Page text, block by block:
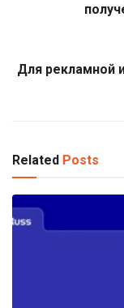
Для рекламной
Related Posts